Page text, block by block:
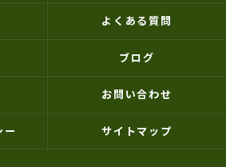
よくある質問
ブログ
お問い合わせ
ー サイトマップ